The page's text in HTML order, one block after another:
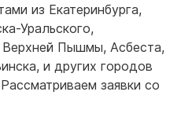
из Екатеринбурга,
Уральского,
Верхней Пышмы, Асбеста,
, и других городов
заявки со